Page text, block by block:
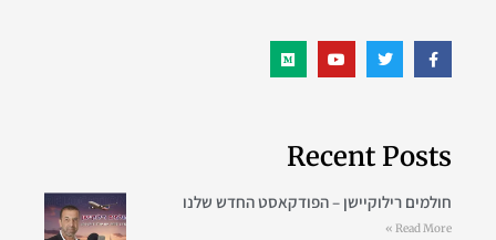
Recent Posts
חולמים רילוקיישן – הפודקאסט החדש שלנו
Read More »